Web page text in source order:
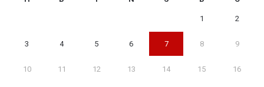
1 2
3 4 5 6 7 8 9
10 11 12 13 14 15 16